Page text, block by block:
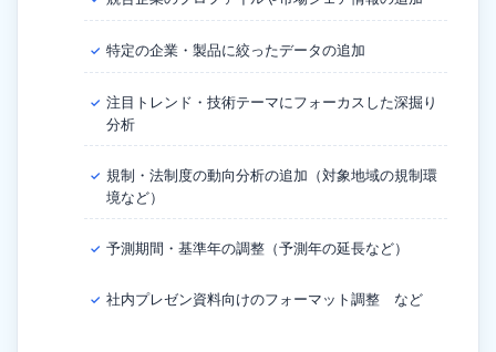
✓ 特定の企業・製品に絞ったデータの追加
✓ 注目トレンド・技術テーマにフォーカスした深掘り
分析
✓ 規制・法制度の動向分析の追加（対象地域の規制環
境など）
✓ 予測期間・基準年の調整（予測年の延長など）
✓ 社内プレゼン資料向けのフォーマット調整 など